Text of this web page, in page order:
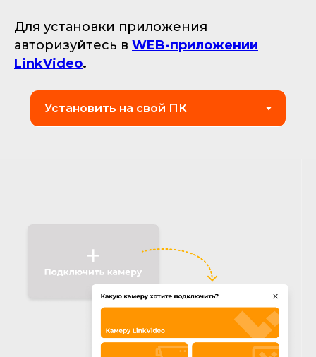
Для установки приложения
авторизуйтесь в WEB-приложении
LinkVideo.